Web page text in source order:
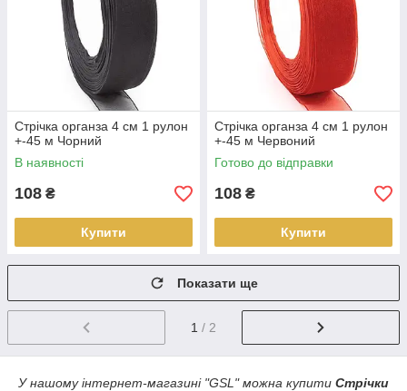
Стрічка органза 4 см 1 рулон
+-45 м Чорний
В наявності
108 ₴
Купити
Стрічка органза 4 см 1 рулон
+-45 м Червоний
Готово до відправки
108 ₴
Купити
Показати ще
1 / 2
У нашому інтернет-магазині "GSL" можна купити Стрічки